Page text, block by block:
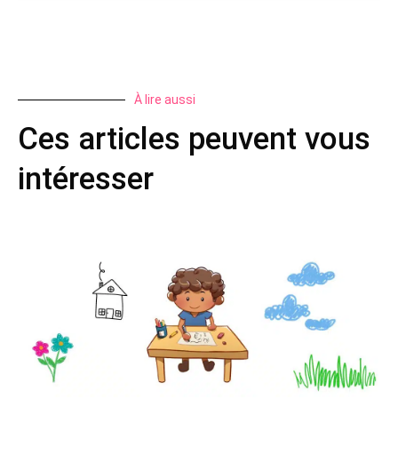
À lire aussi
Ces articles peuvent vous
intéresser